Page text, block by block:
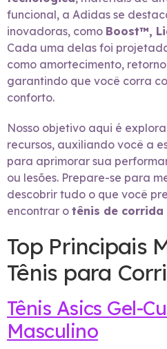
funcional, a Adidas se
inovadoras, como Boost™,
Cada uma delas foi
como amortecimento,
garantindo que você corra
conforto.
Nosso objetivo aqui é
recursos, auxiliando você a
para aprimorar sua
ou lesões. Prepare-se para
descobrir tudo o que você
encontrar o tênis de
Top Principais
Tênis para
Tênis Asics Gel-
Masculino